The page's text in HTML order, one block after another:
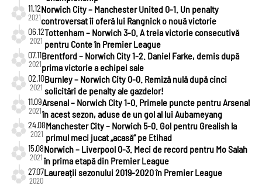
11.12
2021
Norwich City – Manchester United 0-1. Un penalty
controversat îi oferă lui Rangnick o nouă victorie
06.12
2021
Tottenham – Norwich 3-0. A treia victorie consecutivă
pentru Conte în Premier League
07.11
2021
Brentford – Norwich City 1-2. Daniel Farke, demis după
prima victorie a echipei sale
02.10
2021
Burnley – Norwich City 0-0. Remiză nulă după cinci
solicitări de penalty ale gazdelor!
11.09
2021
Arsenal – Norwich City 1-0. Primele puncte pentru Arsenal
în acest sezon, aduse de un gol al lui Aubameyang
24.08
2021
Manchester City – Norwich 5-0. Gol pentru Grealish la
primul meci jucat „acasă” pe Etihad
15.08
2021
Norwich – Liverpool 0-3. Meci de record pentru Mo Salah
în prima etapă din Premier League
27.07
2020
Laureații sezonului 2019-2020 în Premier League